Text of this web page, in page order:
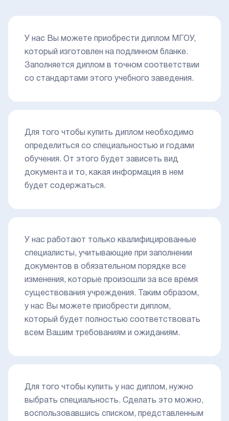
У нас Вы можете приобрести диплом МГОУ,
который изготовлен на подлинном бланке.
Заполняется диплом в точном соответствии
со стандартами этого учебного заведения.
Для того чтобы купить диплом необходимо
определиться со специальностью и годами
обучения. От этого будет зависеть вид
документа и то, какая информация в нем
будет содержаться.
У нас работают только квалифицированные
специалисты, учитывающие при заполнении
документов в обязательном порядке все
изменения, которые произошли за все время
существования учреждения. Таким образом,
у нас Вы можете приобрести диплом,
который будет полностью соответствовать
всем Вашим требованиям и ожиданиям.
Для того чтобы купить у нас диплом, нужно
выбрать специальность. Сделать это можно,
воспользовавшись списком, представленным